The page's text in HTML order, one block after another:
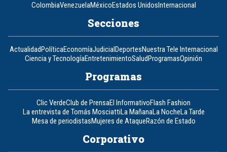
ColombiaVenezuelaMéxicoEstados UnidosInternacional
Secciones
ActualidadPolíticaEconomíaJudicialDeportesNuestra Tele Internacional
Ciencia y TecnologíaEntretenimientoSaludProgramasOpinión
Programas
Clic VerdeClub de PrensaEl InformativoFlash Fashion
La entrevista de Tomás MosciattiLa MañanaLa NocheLa Tarde
Mesa de periodistasMujeres de AtaqueRazón de Estado
Corporativo